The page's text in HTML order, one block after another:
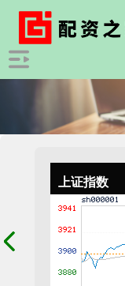
上证指数